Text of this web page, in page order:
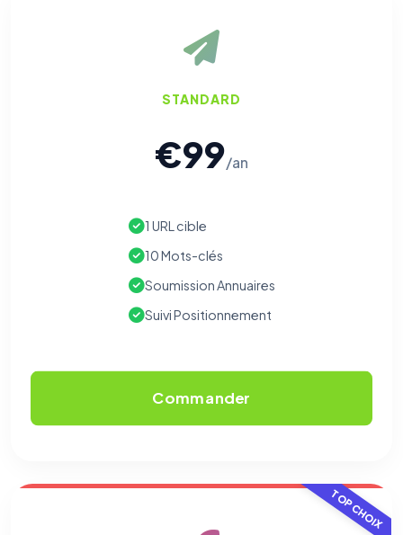
STANDARD
€99/an
1 URL cible
10 Mots-clés
Soumission Annuaires
Suivi Positionnement
Commander
TOP CHOIX